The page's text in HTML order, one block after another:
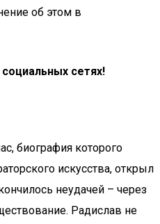
об этом в
сетях!
биография которого
искусства, открыл
неудачей – через
Радислав не